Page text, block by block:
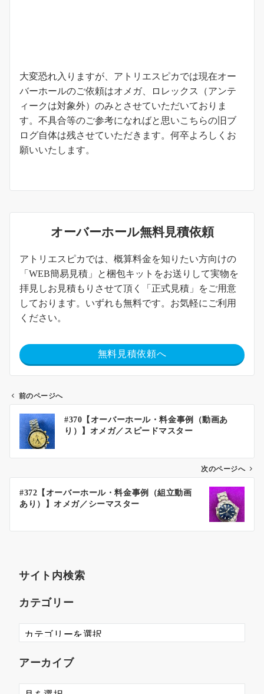
大変恐れ入りますが、アトリエスピカでは現在オー
バーホールのご依頼はオメガ、ロレックス（アンテ
ィークは対象外）のみとさせていただいておりま
す。不具合等のご参考になればと思いこちらの旧ブ
ログ自体は残させていただきます。何卒よろしくお
願いいたします。
オーバーホール無料見積依頼
アトリエスピカでは、概算料金を知りたい方向けの
「WEB簡易見積」と梱包キットをお送りして実物を
拝見しお見積もりさせて頂く「正式見積」をご用意
しております。いずれも無料です。お気軽にご利用
ください。
無料見積依頼へ
前のページへ
#370【オーバーホール・料金事例（動画あ
り）】オメガ／スピードマスター
次のページへ
#372【オーバーホール・料金事例（組立動画
あり）】オメガ／シーマスター
サイト内検索
カテゴリー
アーカイブ